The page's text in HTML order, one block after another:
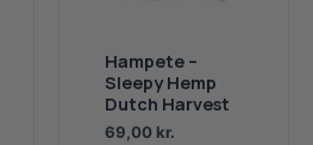
Hampete –
Sleepy Hemp
Dutch Harvest
69,00 kr.